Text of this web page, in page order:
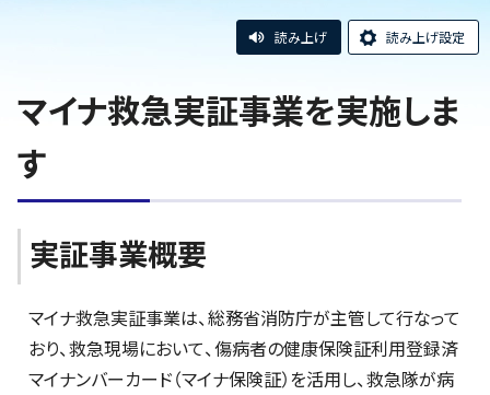
読み上げ 読み上げ設定
マイナ救急実証事業を実施しま
す
実証事業概要
マイナ救急実証事業は、総務省消防庁が主管して行なって
おり、救急現場において、傷病者の健康保険証利用登録済
マイナンバーカード（マイナ保険証）を活用し、救急隊が病